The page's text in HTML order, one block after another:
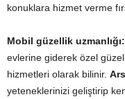
konuklara hizmet verme
Mobil güzellik uzmanlığı:
evlerine giderek özel
hizmetleri olarak bilinir.
yeteneklerinizi geliştirip